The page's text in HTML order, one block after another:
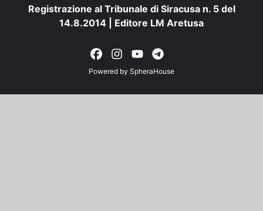
Registrazione al Tribunale di Siracusa n. 5 del
14.8.2014 | Editore LM Aretusa
Powered by SpheraHouse